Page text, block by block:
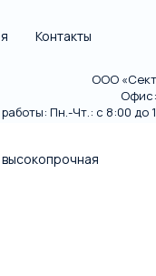
Контакты
ООО
Офис:
Пн.-Чт.: с 8:00 до
высокопрочная